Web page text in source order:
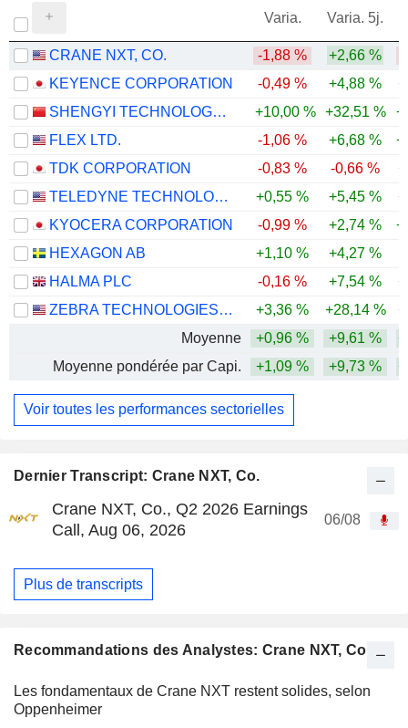
Dernier Transcript: Crane NXT, Co.
Crane NXT, Co., Q2 2026 Earnings
Call, Aug 06, 2026
06/08
Plus de transcripts
Recommandations des Analystes: Crane NXT, Co.
Les fondamentaux de Crane NXT restent solides, selon
Oppenheimer
Varia. Varia. 5j.
CRANE NXT, CO. -1,88 % +2,66 %
KEYENCE CORPORATION
-0,49 % +4,88 %
SHENGYI TECHNOLOGY CO.,LTD.
+10,00 % +32,51 %
FLEX LTD.
-1,06 % +6,68 %
TDK CORPORATION
-0,83 % -0,66 %
TELEDYNE TECHNOLOGIES INCORPORATED
+0,55 % +5,45 %
KYOCERA CORPORATION
-0,99 % +2,74 %
HEXAGON AB
+1,10 % +4,27 %
HALMA PLC
-0,16 % +7,54 %
ZEBRA TECHNOLOGIES CORPORATION
+3,36 % +28,14 %
Moyenne
+0,96 % +9,61 %
Moyenne pondérée par Capi.
+1,09 % +9,73 %
Voir toutes les performances sectorielles